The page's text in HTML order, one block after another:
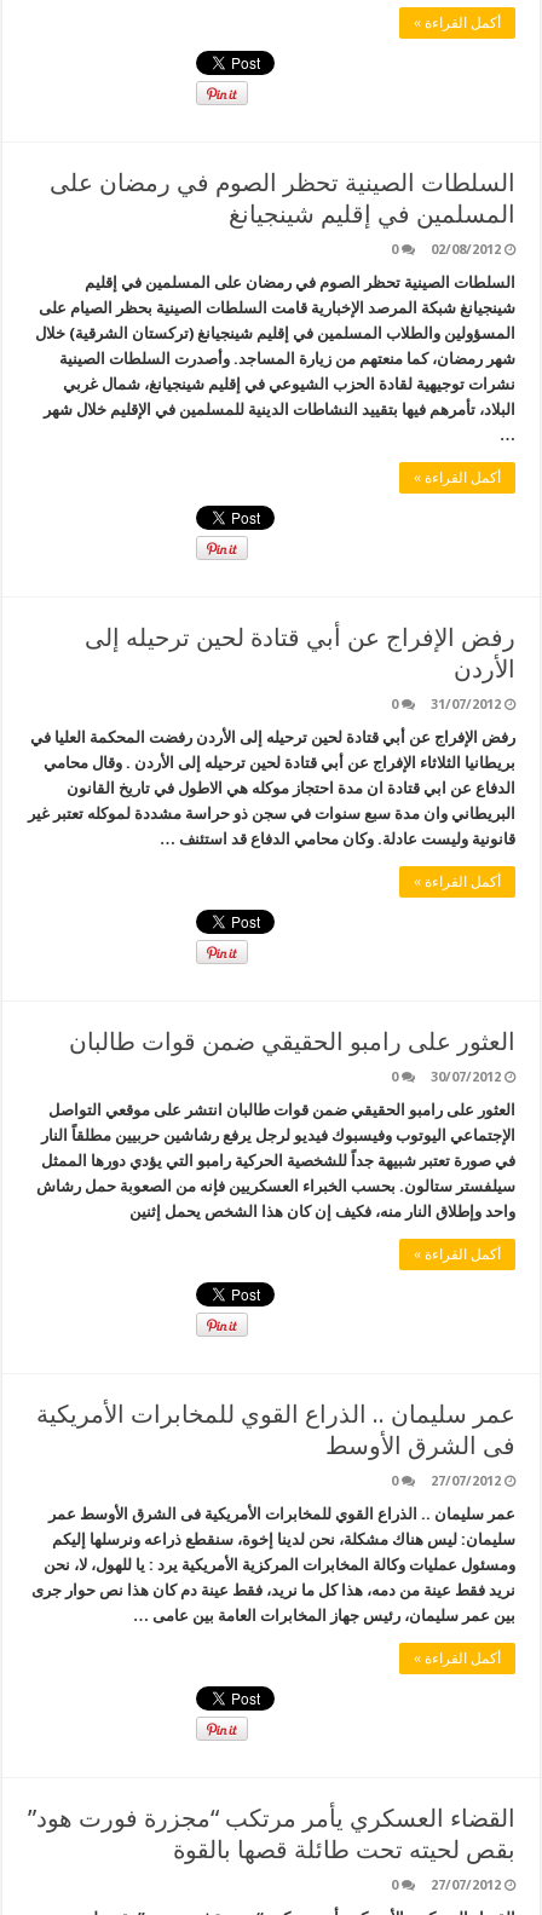
أكمل القراءة »
السلطات الصينية تحظر الصوم في رمضان على
المسلمين في إقليم شينجيانغ
02/08/2012
0
السلطات الصينية تحظر الصوم في رمضان على المسلمين في إقليم
شينجيانغ شبكة المرصد الإخبارية قامت السلطات الصينية بحظر الصيام على
المسؤولين والطلاب المسلمين في إقليم شينجيانغ (تركستان الشرقية) خلال
شهر رمضان، كما منعتهم من زيارة المساجد. وأصدرت السلطات الصينية
نشرات توجيهية لقادة الحزب الشيوعي في إقليم شينجيانغ، شمال غربي
البلاد، تأمرهم فيها بتقييد النشاطات الدينية للمسلمين في الإقليم خلال شهر
…
أكمل القراءة »
رفض الإفراج عن أبي قتادة لحين ترحيله إلى
الأردن
31/07/2012
0
رفض الإفراج عن أبي قتادة لحين ترحيله إلى الأردن رفضت المحكمة العليا في
بريطانيا الثلاثاء الإفراج عن أبي قتادة لحين ترحيله إلى الأردن . وقال محامي
الدفاع عن ابي قتادة ان مدة احتجاز موكله هي الاطول في تاريخ القانون
البريطاني وان مدة سبع سنوات في سجن ذو حراسة مشددة لموكله تعتبر غير
قانونية وليست عادلة. وكان محامي الدفاع قد استئنف …
أكمل القراءة »
العثور على رامبو الحقيقي ضمن قوات طالبان
30/07/2012
0
العثور على رامبو الحقيقي ضمن قوات طالبان انتشر على موقعي التواصل
الإجتماعي اليوتوب وفيسبوك فيديو لرجل يرفع رشاشين حربيين مطلقاً النار
في صورة تعتبر شبيهة جداً للشخصية الحركية رامبو التي يؤدي دورها الممثل
سيلفستر ستالون. بحسب الخبراء العسكريين فإنه من الصعوبة حمل رشاش
واحد وإطلاق النار منه، فكيف إن كان هذا الشخص يحمل إثنين
أكمل القراءة »
عمر سليمان .. الذراع القوي للمخابرات الأمريكية
فى الشرق الأوسط
27/07/2012
0
عمر سليمان .. الذراع القوي للمخابرات الأمريكية فى الشرق الأوسط عمر
سليمان: ليس هناك مشكلة، نحن لدينا إخوة، سنقطع ذراعه ونرسلها إليكم
ومسئول عمليات وكالة المخابرات المركزية الأمريكية يرد : يا للهول، لا، نحن
نريد فقط عينة من دمه، هذا كل ما نريد، فقط عينة دم كان هذا نص حوار جرى
بين عمر سليمان، رئيس جهاز المخابرات العامة بين عامى …
أكمل القراءة »
القضاء العسكري يأمر مرتكب “مجزرة فورت هود”
بقص لحيته تحت طائلة قصها بالقوة
27/07/2012
0